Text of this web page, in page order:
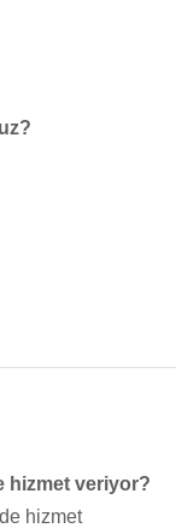
hizmet veriyor?
hizmet